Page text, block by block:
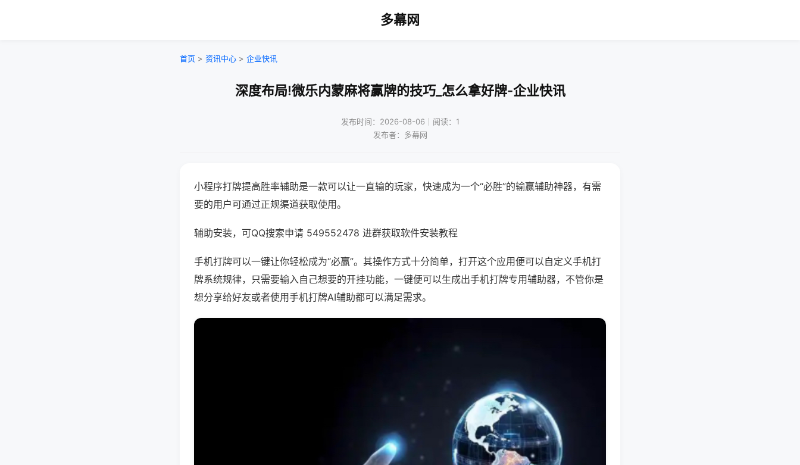
多幕网
首页 > 资讯中心 > 企业快讯
深度布局!微乐内蒙麻将赢牌的技巧_怎么拿好牌-企业快讯
发布时间：2026-08-06｜阅读：1
发布者：多幕网
小程序打牌提高胜率辅助是一款可以让一直输的玩家，快速成为一个“必胜”的输赢辅助神器，有需
要的用户可通过正规渠道获取使用。
辅助安装，可QQ搜索申请 549552478 进群获取软件安装教程
手机打牌可以一键让你轻松成为“必赢”。其操作方式十分简单，打开这个应用便可以自定义手机打
牌系统规律，只需要输入自己想要的开挂功能，一键便可以生成出手机打牌专用辅助器，不管你是
想分享给好友或者使用手机打牌AI辅助都可以满足需求。